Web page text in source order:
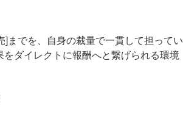
までを、自身の裁量で一貫して担ってい
ダイレクトに報酬へと繋げられる環境